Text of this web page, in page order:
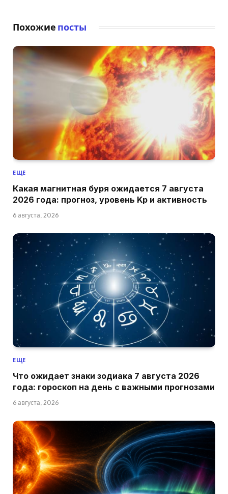
Похожие посты
ЕЩЕ
Какая магнитная буря ожидается 7 августа
2026 года: прогноз, уровень Kp и активность
6 августа, 2026
ЕЩЕ
Что ожидает знаки зодиака 7 августа 2026
года: гороскоп на день с важными прогнозами
6 августа, 2026